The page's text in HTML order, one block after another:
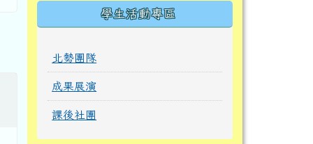
學生活動專區
北勢團隊
成果展演
課後社團